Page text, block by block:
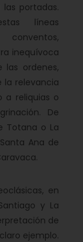
portadas.
líneas
conventos,
inequívoca
ordenes,
relevancia
a reliquias o
De
Totana o La
Ana de
en
y La
de
ejemplo.